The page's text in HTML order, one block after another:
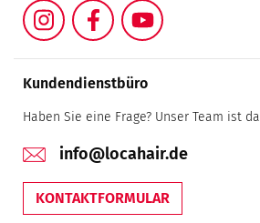
InstagramFacebookYouTube
Kundendienstbüro
Haben Sie eine Frage? Unser Team ist da
info@locahair.de
KONTAKTFORMULAR